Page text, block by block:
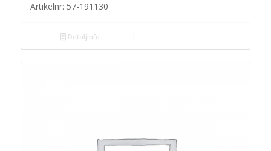
Artikelnr: 57-191130
Detaljinfo